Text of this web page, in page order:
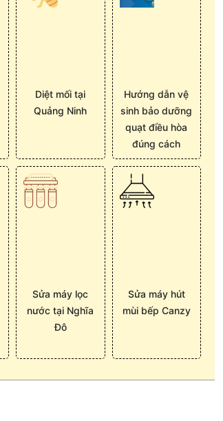
Diệt mối tại
Quảng Ninh
Hướng dẫn vệ
sinh bảo dưỡng
quạt điều hòa
đúng cách
Sửa máy lọc
nước tại Nghĩa
Đô
Sửa máy hút
mùi bếp Canzy